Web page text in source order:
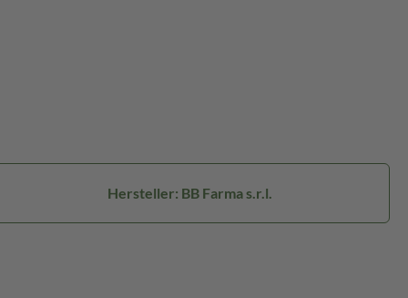
Hersteller: BB Farma s.r.l.